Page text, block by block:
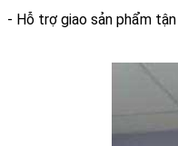
- Hỗ trợ giao sản phẩm